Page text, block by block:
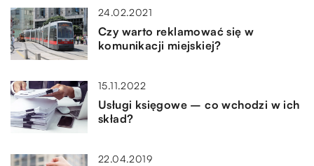
24.02.2021
Czy warto reklamować się w
komunikacji miejskiej?
15.11.2022
Usługi księgowe – co wchodzi w ich
skład?
22.04.2019